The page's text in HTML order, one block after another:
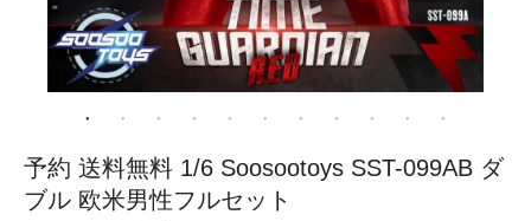
予約 送料無料 1/6 Soosootoys SST-099AB ダ
ブル 欧米男性フルセット